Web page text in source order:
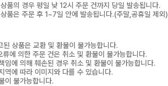
품의 경우 평일 낮 12시 주문 건까지 당일 발송됩니다.
품은 주문 후 1~7일 안에 발송됩니다.(주말,공휴일 제외)
상품은 교환 및 환불이 불가능합니다.
에 의한 주문 건은 취소 및 환불이 불가능합니다.
임에 의해 훼손된 경우 취소 및 환불이 불가능합니다.
역에 따라 이미지와 다를 수 있습니다.
이 불가능합니다.